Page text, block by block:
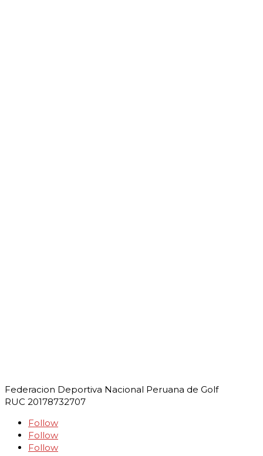
Federacion Deportiva Nacional Peruana de Golf
RUC 20178732707
Follow
Follow
Follow